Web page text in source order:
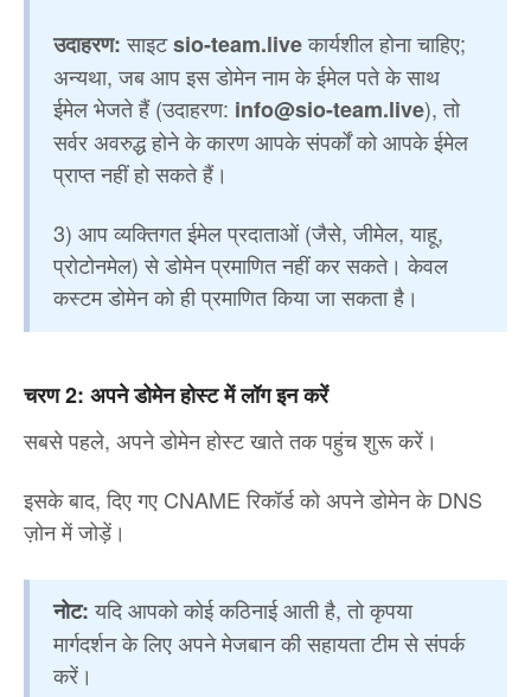
उदाहरण:साइटsio-team.liveकार्यशील होना चाहिए;
अन्यथा, जब आप इस डोमेन नाम के ईमेल पते के साथ
ईमेल भेजते हैं (उदाहरण: info@sio-team.live), तो
सर्वर अवरुद्ध होने के कारण आपके संपर्कों को आपके ईमेल
प्राप्त नहीं हो सकते हैं।
3) आप व्यक्तिगत ईमेल प्रदाताओं (जैसे, जीमेल, याहू,
प्रोटोनमेल) से डोमेन प्रमाणित नहीं कर सकते। केवल
कस्टम डोमेन को ही प्रमाणित किया जा सकता है।
चरण 2: अपने डोमेन होस्ट में लॉग इन करें
सबसे पहले, अपने डोमेन होस्ट खाते तक पहुंच शुरू करें।
इसके बाद, दिए गए CNAME रिकॉर्ड को अपने डोमेन के DNS
ज़ोन में जोड़ें।
नोट:यदि आपको कोई कठिनाई आती है, तो कृपया
मार्गदर्शन के लिए अपने मेजबान की सहायता टीम से संपर्क
करें।